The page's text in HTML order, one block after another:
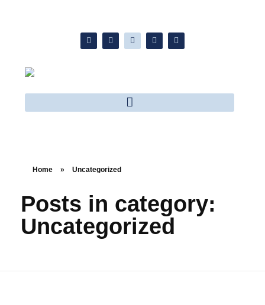
Home » Uncategorized
Posts in category:
Uncategorized